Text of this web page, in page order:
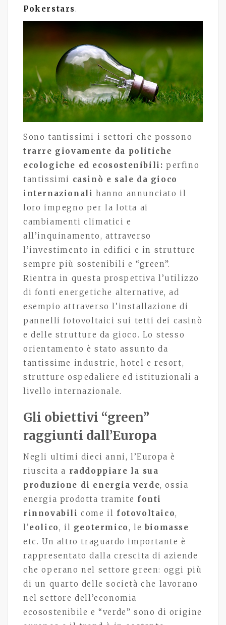
Pokerstars.
Sono tantissimi i settori che possono
trarre giovamente da politiche
ecologiche ed ecosostenibili: perfino
tantissimi casinò e sale da gioco
internazionali hanno annunciato il
loro impegno per la lotta ai
cambiamenti climatici e
all’inquinamento, attraverso
l’investimento in edifici e in strutture
sempre più sostenibili e “green”.
Rientra in questa prospettiva l’utilizzo
di fonti energetiche alternative, ad
esempio attraverso l’installazione di
pannelli fotovoltaici sui tetti dei casinò
e delle strutture da gioco. Lo stesso
orientamento è stato assunto da
tantissime industrie, hotel e resort,
strutture ospedaliere ed istituzionali a
livello internazionale.
Gli obiettivi “green”
raggiunti dall’Europa
Negli ultimi dieci anni, l’Europa è
riuscita a raddoppiare la sua
produzione di energia verde, ossia
energia prodotta tramite fonti
rinnovabili come il fotovoltaico,
l’eolico , il geotermico , le biomasse
etc. Un altro traguardo importante è
rappresentato dalla crescita di aziende
che operano nel settore green: oggi più
di un quarto delle società che lavorano
nel settore dell’economia
ecosostenibile e “verde” sono di origine